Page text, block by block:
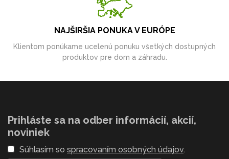
NAJŠIRŠIA PONUKA V EURÓPE
Klientom ponúkame ucelenú ponuku všetkých dostupných
produktov pre dom a záhradu.
Prihláste sa na odber informácií, akcií,
noviniek
Súhlasím so spracovaním osobných údajov.